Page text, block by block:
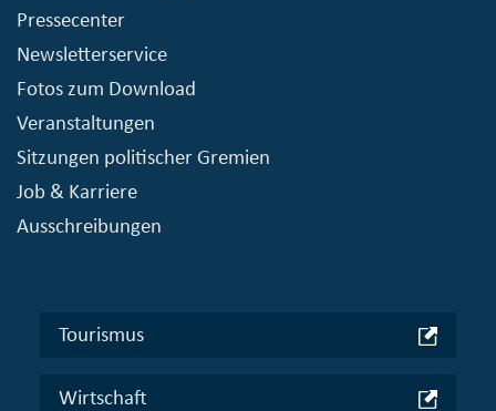
Pressecenter
Newsletterservice
Fotos zum Download
Veranstaltungen
Sitzungen politischer Gremien
Job & Karriere
Ausschreibungen
Tourismus
Wirtschaft